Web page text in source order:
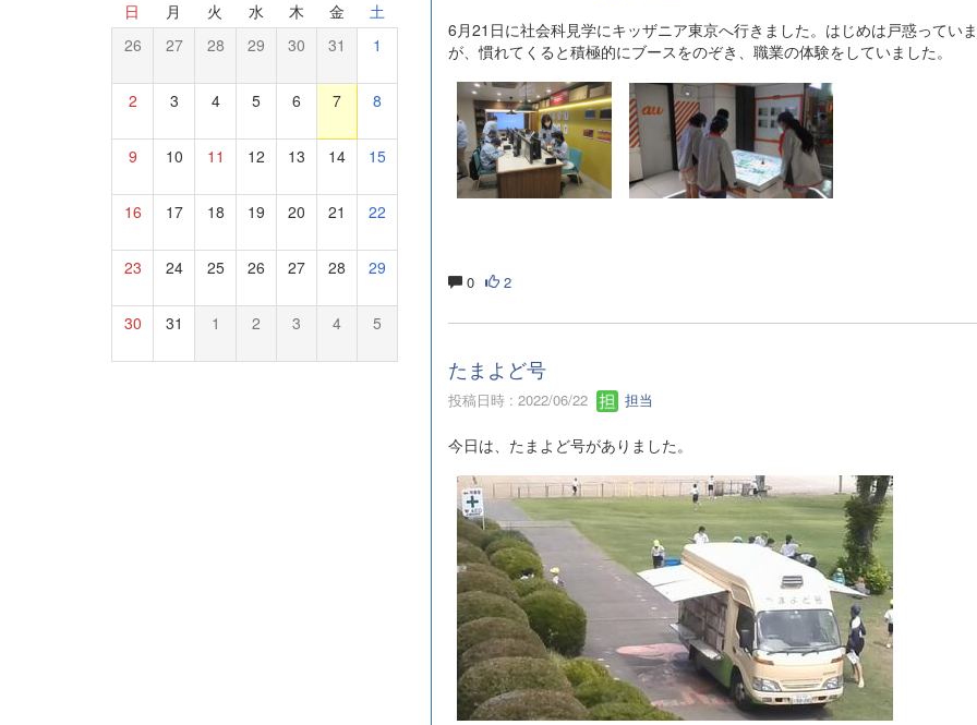
6月21日に社会科見学にキッザニア東京へ行きました。はじめは戸惑ってい
が、慣れてくると積極的にブースをのぞき、職業の体験をしていました。
0 2
たまよど号
投稿日時 : 2022/06/22 担当
今日は、たまよど号がありました。
日 月 火 水 木 金 土
26 27 28 29 30 31 1
2 3 4 5 6 7 8
9 10 11 12 13 14 15
16 17 18 19 20 21 22
23 24 25 26 27 28 29
30 31 1 2 3 4 5